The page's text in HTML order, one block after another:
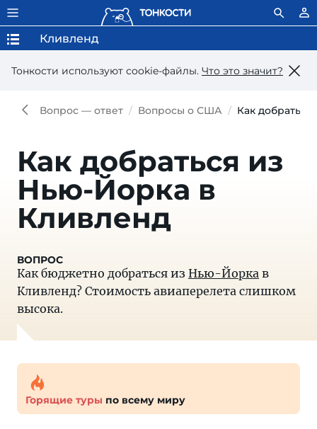
Тонкости используют сookie-файлы. Что это значит?
Кливленд
Вопрос — ответ Вопросы о США Как
Как добраться из
Нью-Йорка в
Кливленд
Как бюджетно добраться из Нью-Йорка в
Кливленд? Стоимость авиаперелета слишком
высока.
Горящие туры по всему миру